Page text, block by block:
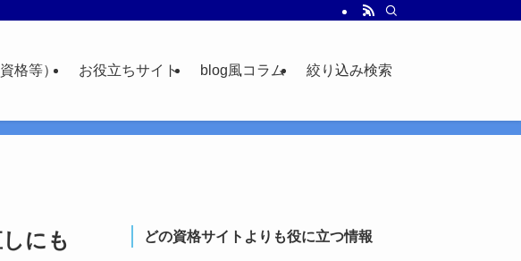
格等） お役立ちサイト blog風コラム 絞り込み検索
にも どの資格サイトよりも役に立つ情報